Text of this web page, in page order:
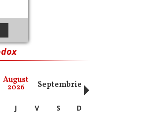
August
2026 Septembrie Octombrie
J V S
D